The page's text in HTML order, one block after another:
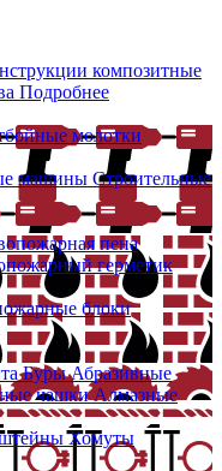
композитные
Подробнее
молотки
машины Строительные
пена
герметик
блоки
БурыАбразивные
чашкиАлмазные
Хомуты